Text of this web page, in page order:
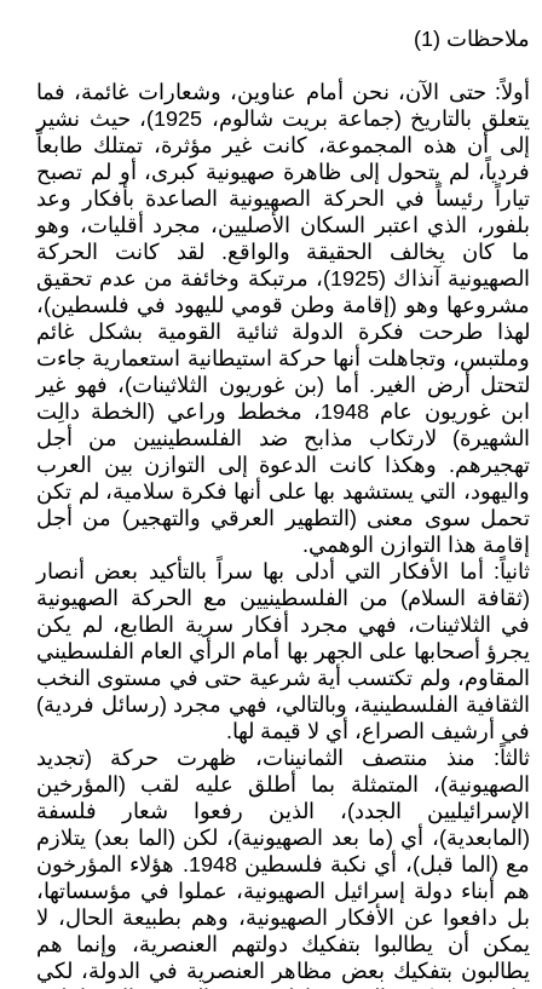
ملاحظات (1)
أولاً: حتى الآن، نحن أمام عناوين، وشعارات غائمة، فما
يتعلق بالتاريخ (جماعة بريت شالوم، 1925)، حيث نشير
إلى أن هذه المجموعة، كانت غير مؤثرة، تمتلك طابعاً
فردياً، لم يتحول إلى ظاهرة صهيونية كبرى، أو لم تصبح
تياراً رئيساً في الحركة الصهيونية الصاعدة بأفكار وعد
بلفور، الذي اعتبر السكان الأصليين، مجرد أقليات، وهو
ما كان يخالف الحقيقة والواقع. لقد كانت الحركة
الصهيونية آنذاك (1925)، مرتبكة وخائفة من عدم تحقيق
مشروعها وهو (إقامة وطن قومي لليهود في فلسطين)،
لهذا طرحت فكرة الدولة ثنائية القومية بشكل غائم
وملتبس، وتجاهلت أنها حركة استيطانية استعمارية جاءت
لتحتل أرض الغير. أما (بن غوريون الثلاثينات)، فهو غير
ابن غوريون عام 1948، مخطط وراعي (الخطة دالِت
الشهيرة) لارتكاب مذابح ضد الفلسطينيين من أجل
تهجيرهم. وهكذا كانت الدعوة إلى التوازن بين العرب
واليهود، التي يستشهد بها على أنها فكرة سلامية، لم تكن
تحمل سوى معنى (التطهير العرقي والتهجير) من أجل
إقامة هذا التوازن الوهمي.
ثانياً: أما الأفكار التي أدلى بها سراً بالتأكيد بعض أنصار
(ثقافة السلام) من الفلسطينيين مع الحركة الصهيونية
في الثلاثينات، فهي مجرد أفكار سرية الطابع، لم يكن
يجرؤ أصحابها على الجهر بها أمام الرأي العام الفلسطيني
المقاوم، ولم تكتسب أية شرعية حتى في مستوى النخب
الثقافية الفلسطينية، وبالتالي، فهي مجرد (رسائل فردية)
في أرشيف الصراع، أي لا قيمة لها.
ثالثاً: منذ منتصف الثمانينات، ظهرت حركة (تجديد
الصهيونية)، المتمثلة بما أطلق عليه لقب (المؤرخين
الإسرائيليين الجدد)، الذين رفعوا شعار فلسفة
(المابعدية)، أي (ما بعد الصهيونية)، لكن (الما بعد) يتلازم
مع (الما قبل)، أي نكبة فلسطين 1948. هؤلاء المؤرخون
هم أبناء دولة إسرائيل الصهيونية، عملوا في مؤسساتها،
بل دافعوا عن الأفكار الصهيونية، وهم بطبيعة الحال، لا
يمكن أن يطالبوا بتفكيك دولتهم العنصرية، وإنما هم
يطالبون بتفكيك بعض مظاهر العنصرية في الدولة، لكي